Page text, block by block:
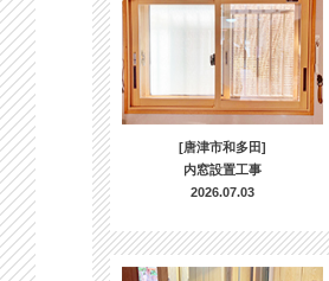
[唐津市和多田]
内窓設置工事
2026.07.03